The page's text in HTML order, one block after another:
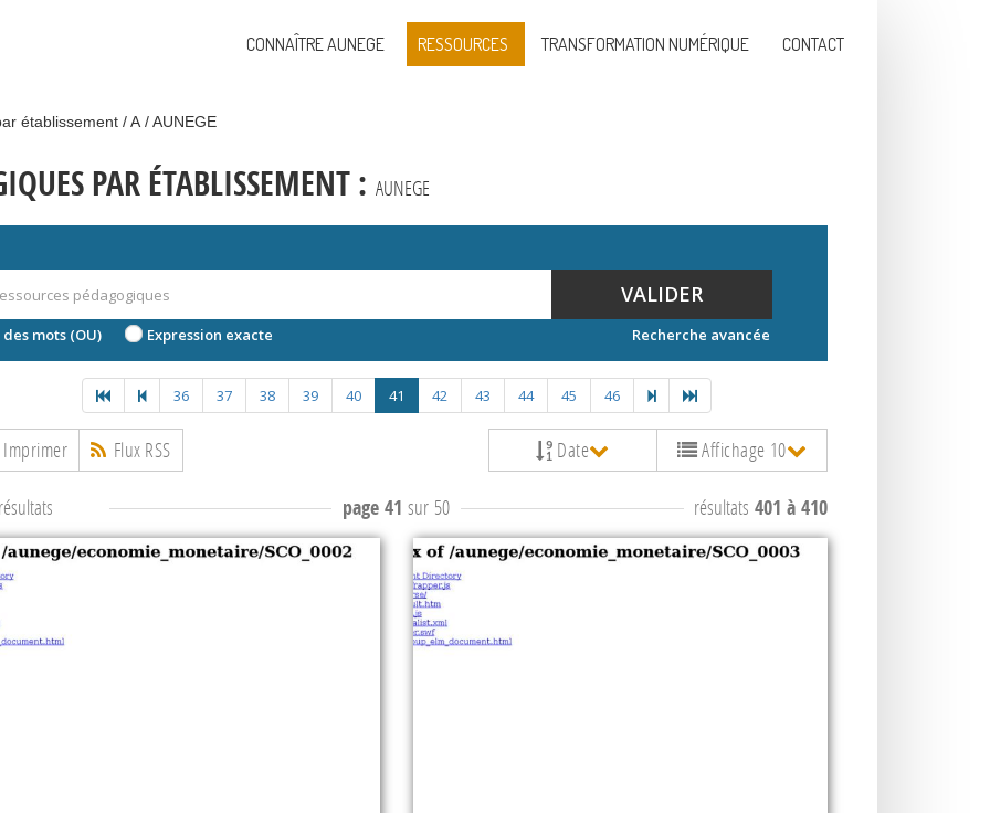
CONNAÎTRE AUNEGE RESSOURCES TRANSFORMATION NUMÉRIQUE CONTACT
établissement A AUNEGE
PAR ÉTABLISSEMENT : AUNEGE
VALIDER
des mots (OU) Expression exacte Recherche avancée
36 37 38 39 40 41 42 43 44 45 46
Flux RSS Date Affichage 10
page 41 sur 50 résultats 401 à 410